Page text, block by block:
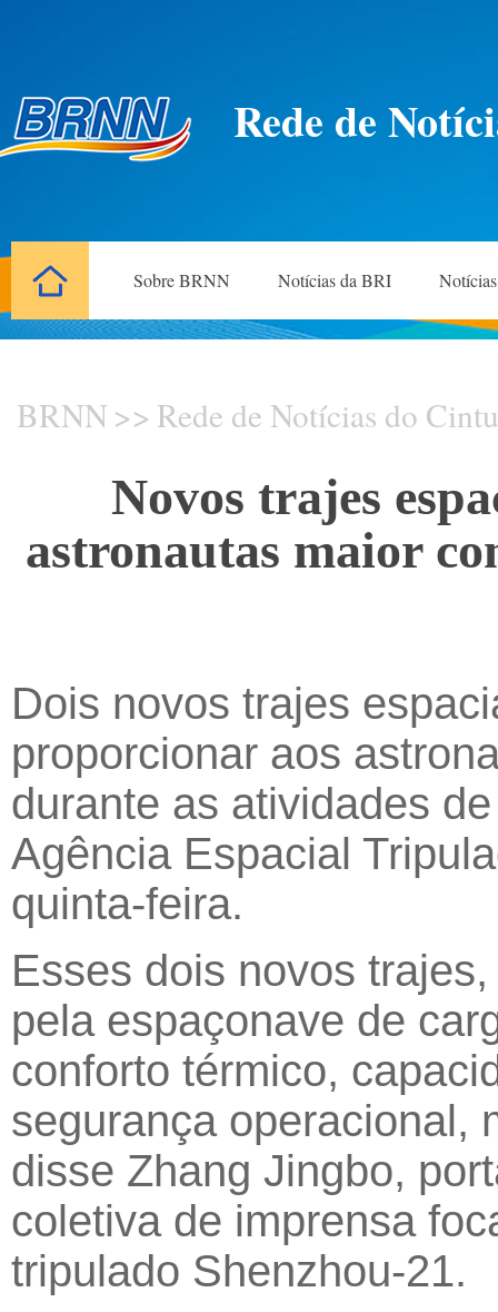
Rede de
Sobre BRNN Notícias da BRI
BRNN >> Rede de Notícias do
Novos trajes
astronautas maior
Dois novos trajes
proporcionar aos
durante as atividades
Agência Espacial
quinta-feira.
Esses dois novos
pela espaçonave de
conforto térmico,
segurança operacional,
disse Zhang Jingbo,
coletiva de imprensa
tripulado Shenzhou-21.